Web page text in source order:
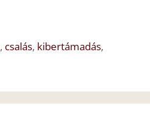
, csalás, kibertámadás,